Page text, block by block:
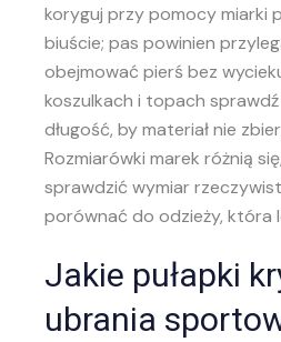
koryguj przy pomocy miarki
biuście; pas powinien
obejmować pierś bez
koszulkach i topach
długość, by materiał nie
Rozmiarówki marek różnią
sprawdzić wymiar
porównać do odzieży, która
Jakie pułapki
ubrania